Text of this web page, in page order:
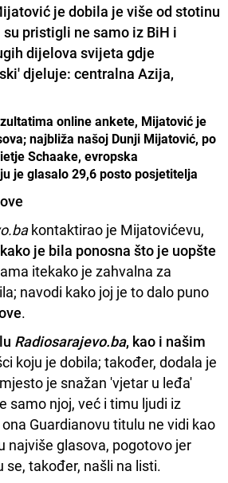
je dobila je više od stotinu
su pristigli ne samo iz BiH i
dijelova svijeta gdje
djeluje: centralna Azija,
online ankete, Mijatović je
najbliža našoj Dunji Mijatović, po
Schaake, evropska
je glasalo 29,6 posto posjetitelja
kontaktirao je Mijatovićevu,
je bila ponosna što je uopšte
itekako je zahvalna za
navodi kako joj je to dalo puno
.
Radiosarajevo.ba, kao i našim
koju je dobila; također, dodala je
je snažan 'vjetar u leđa'
samo njoj, već i timu ljudi iz
Guardianovu titulu ne vidi kao
najviše glasova, pogotovo jer
se, također, našli na listi.